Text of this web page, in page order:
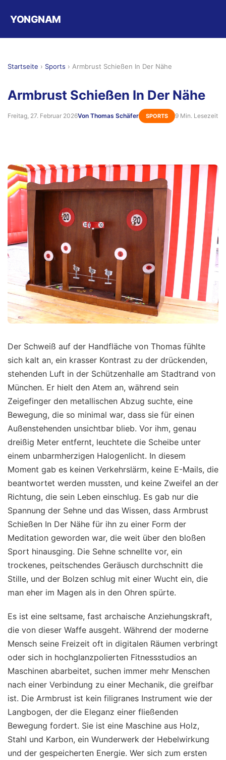
YONGNAM
Startseite › Sports › Armbrust Schießen In Der Nähe
Armbrust Schießen In Der Nähe
Freitag, 27. Februar 2026Von Thomas Schäfer SPORTS 9 Min. Lesezeit
Der Schweiß auf der Handfläche von Thomas fühlte
sich kalt an, ein krasser Kontrast zu der drückenden,
stehenden Luft in der Schützenhalle am Stadtrand von
München. Er hielt den Atem an, während sein
Zeigefinger den metallischen Abzug suchte, eine
Bewegung, die so minimal war, dass sie für einen
Außenstehenden unsichtbar blieb. Vor ihm, genau
dreißig Meter entfernt, leuchtete die Scheibe unter
einem unbarmherzigen Halogenlicht. In diesem
Moment gab es keinen Verkehrslärm, keine E-Mails, die
beantwortet werden mussten, und keine Zweifel an der
Richtung, die sein Leben einschlug. Es gab nur die
Spannung der Sehne und das Wissen, dass Armbrust
Schießen In Der Nähe für ihn zu einer Form der
Meditation geworden war, die weit über den bloßen
Sport hinausging. Die Sehne schnellte vor, ein
trockenes, peitschendes Geräusch durchschnitt die
Stille, und der Bolzen schlug mit einer Wucht ein, die
man eher im Magen als in den Ohren spürte.
Es ist eine seltsame, fast archaische Anziehungskraft,
die von dieser Waffe ausgeht. Während der moderne
Mensch seine Freizeit oft in digitalen Räumen verbringt
oder sich in hochglanzpolierten Fitnessstudios an
Maschinen abarbeitet, suchen immer mehr Menschen
nach einer Verbindung zu einer Mechanik, die greifbar
ist. Die Armbrust ist kein filigranes Instrument wie der
Langbogen, der die Eleganz einer fließenden
Bewegung fordert. Sie ist eine Maschine aus Holz,
Stahl und Karbon, ein Wunderwerk der Hebelwirkung
und der gespeicherten Energie. Wer sich zum ersten